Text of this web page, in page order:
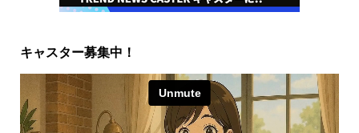
キャスター募集中！